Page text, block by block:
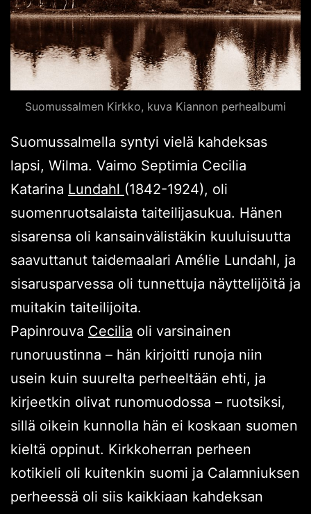
Suomussalmen Kirkko, kuva Kiannon perhealbumi
Suomussalmella syntyi vielä kahdeksas
lapsi, Wilma. Vaimo Septimia Cecilia
Katarina Lundahl (1842-1924), oli
suomenruotsalaista taiteilijasukua. Hänen
sisarensa oli kansainvälistäkin kuuluisuutta
saavuttanut taidemaalari Amélie Lundahl, ja
sisarusparvessa oli tunnettuja näyttelijöitä ja
muitakin taiteilijoita.
Papinrouva Cecilia oli varsinainen
runoruustinna – hän kirjoitti runoja niin
usein kuin suurelta perheeltään ehti, ja
kirjeetkin olivat runomuodossa – ruotsiksi,
sillä oikein kunnolla hän ei koskaan suomen
kieltä oppinut. Kirkkoherran perheen
kotikieli oli kuitenkin suomi ja Calamniuksen
perheessä oli siis kaikkiaan kahdeksan